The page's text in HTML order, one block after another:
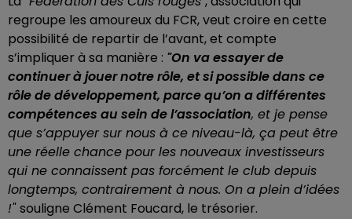
regroupe les amoureux du FCR, veut croire en cette
possibilité de repartir de l’avant, et compte
s’impliquer à sa manière : "On va essayer de
continuer à jouer notre rôle, et si possible dans ce
rôle de développement, parce qu’on a différentes
compétences au sein de l’association, et je pense
que s’appuyer sur nous à ce niveau-là, ça peut être
une réelle chance pour les nouveaux investisseurs
qui ne connaissent pas forcément le club depuis
longtemps, contrairement à nous. On a plein d’idées
!"souligne Clément Foucard, le trésorier.